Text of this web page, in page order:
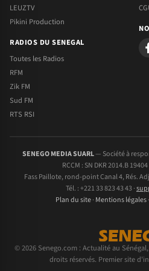
LEUZTV
Pikini Production
RADIOS DU SENEGAL
Toutes les Radios
RFM
Zik FM
Sud FM
RTS RSI
SENEGO MEDIA SUARL— Société à
RCCM : SN DKR 2014.B
Fass Paillote, rond-point Canal 4, Rés.
Tél. : +221 33 823 43 43 ·
Plan du site· Mentions légales·
© 2026 Senego.com : Actualité au
droits réservés. Premier site